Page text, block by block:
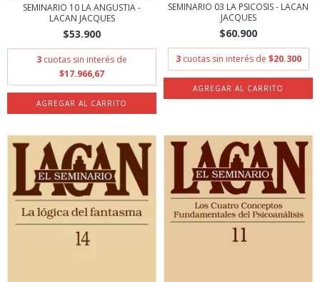
SEMINARIO 10 LA ANGUSTIA -
LACAN JACQUES
$53.900
3 cuotas sin interés de
$17.966,67
SEMINARIO 03 LA PSICOSIS - LACAN
JACQUES
$60.900
3 cuotas sin interés de $20.300